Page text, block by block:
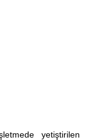
yetiştirilen